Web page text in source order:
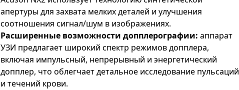
апертуры для захвата мелких деталей и улучшения
соотношения сигнал/шум в изображениях.
Расширенные возможности допплерографии: аппарат
УЗИ предлагает широкий спектр режимов допплера,
включая импульсный, непрерывный и энергетический
допплер, что облегчает детальное исследование пульсаций
и течений крови.